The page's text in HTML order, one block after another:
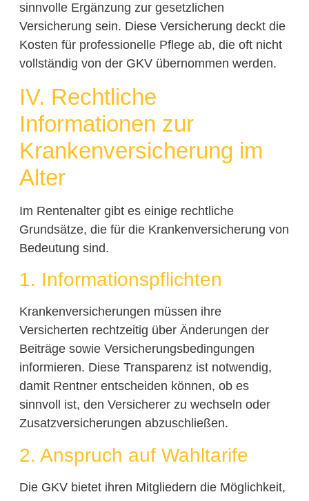
sinnvolle Ergänzung zur gesetzlichen
Versicherung sein. Diese Versicherung deckt die
Kosten für professionelle Pflege ab, die oft nicht
vollständig von der GKV übernommen werden.
IV. Rechtliche
Informationen zur
Krankenversicherung im
Alter
Im Rentenalter gibt es einige rechtliche
Grundsätze, die für die Krankenversicherung von
Bedeutung sind.
1. Informationspflichten
Krankenversicherungen müssen ihre
Versicherten rechtzeitig über Änderungen der
Beiträge sowie Versicherungsbedingungen
informieren. Diese Transparenz ist notwendig,
damit Rentner entscheiden können, ob es
sinnvoll ist, den Versicherer zu wechseln oder
Zusatzversicherungen abzuschließen.
2. Anspruch auf Wahltarife
Die GKV bietet ihren Mitgliedern die Möglichkeit,